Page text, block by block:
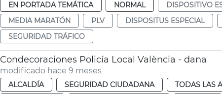
EN PORTADA TEMÁTICA
NORMAL DISPOSITIVO
MEDIA MARATÓN
PLV DISPOSITUS ESPECIAL
SEGURIDAD TRÁFICO
Condecoraciones Policía Local València - dana
modificado hace 9 meses
ALCALDÍA SEGURIDAD CIUDADANA TODAS LAS